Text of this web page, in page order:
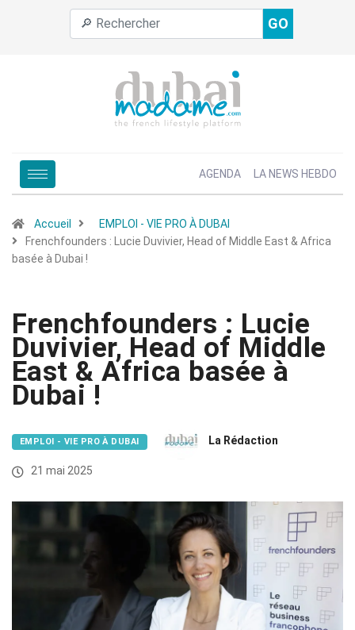
GO
AGENDA LA NEWS HEBDO
Accueil
EMPLOI - VIE PRO À DUBAI
Frenchfounders : Lucie Duvivier, Head of Middle East & Africa
basée à Dubai !
Frenchfounders : Lucie
Duvivier, Head of Middle
East & Africa basée à
Dubai !
EMPLOI - VIE PRO À DUBAI La Rédaction
21 mai 2025